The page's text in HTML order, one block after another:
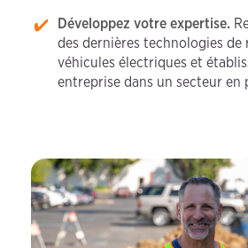
Développez votre expertise.
des dernières technologies de
véhicules électriques et
entreprise dans un secteur en